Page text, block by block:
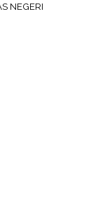
NEGERI